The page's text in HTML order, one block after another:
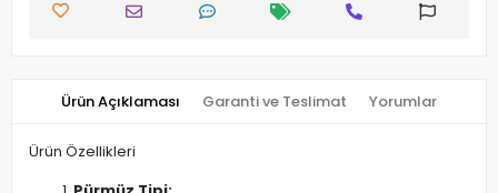
Ürün Açıklaması Garanti ve Teslimat Yorumlar
Ürün Özellikleri